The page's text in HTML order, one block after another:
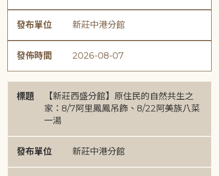
發布單位 新莊中港分館
發佈時間 2026-08-07
標題
【新莊西盛分館】原住民的自然共生之
家：8/7阿里鳳鳳吊飾、8/22阿美族八菜
一湯
發布單位 新莊中港分館